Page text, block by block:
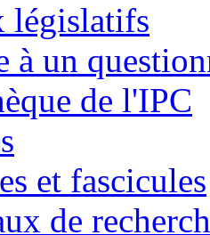
législatifs
à un
de l'IPC
et fascicules
de